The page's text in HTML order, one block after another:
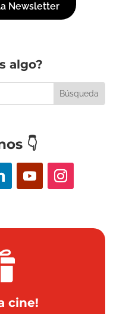
Newsletter
algo?
👇
cine!